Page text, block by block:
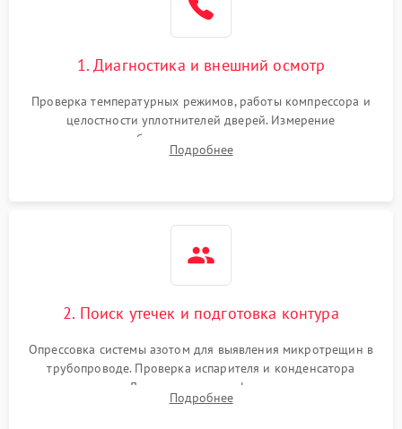
работе
2000 ₽ Подробнее →
1000 ₽
1800 ₽
1. Диагностика и внешний осмотр
Проверка температурных режимов, работы компрессора и
целостности уплотнителей дверей. Измерение
сопротивления обмоток мотора, проверка термостата и
считывание кодов ошибок с электронного дисплея.
Подробнее
2. Поиск утечек и подготовка контура
Опрессовка системы азотом для выявления микротрещин в
трубопроводе. Проверка испарителя и конденсатора
течеискателем. Демонтаж старого фильтра-осушителя и
продувка капиллярной трубки для устранения засоров.
Подробнее